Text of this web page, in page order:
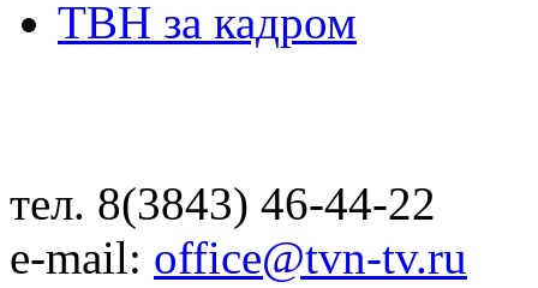
ТВН за кадром
тел. 8(3843) 46-44-22
e-mail: office@tvn-tv.ru